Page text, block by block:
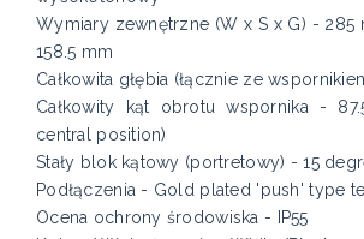
Wymiary zewnętrzne (W x S x G) - 285
158.5 mm
Całkowita głębia (łącznie ze
Całkowity kąt obrotu wspornika -
central position)
Stały blok kątowy (portretowy) - 15
Podłączenia - Gold plated 'push' type
Ocena ochrony środowiska - IP55